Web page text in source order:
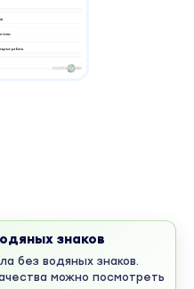
знаков
без водяных знаков.
можно посмотреть